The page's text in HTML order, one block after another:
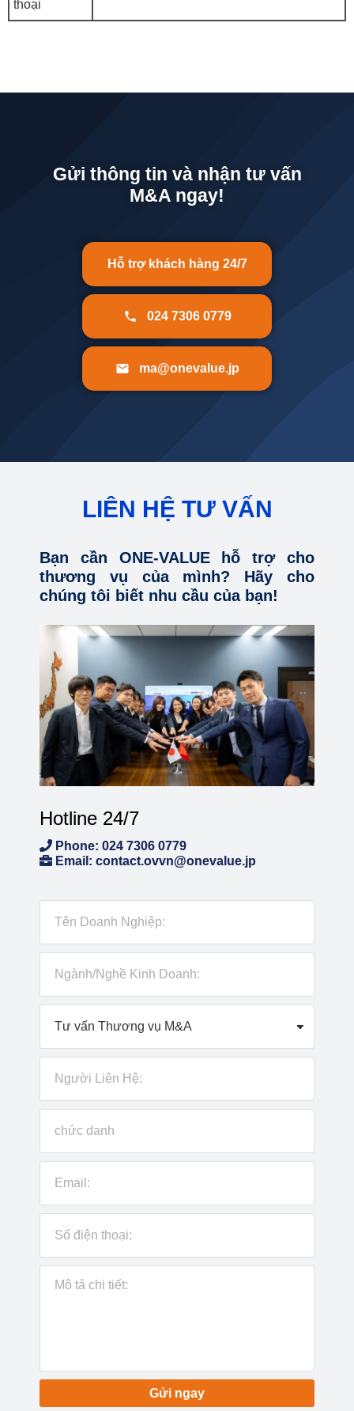
thoại
Gửi thông tin và nhận tư vấn
M&A ngay!
Hỗ trợ khách hàng 24/7
024 7306 0779
ma@onevalue.jp
LIÊN HỆ TƯ VẤN
Bạn cần ONE-VALUE hỗ trợ cho
thương vụ của mình? Hãy cho
chúng tôi biết nhu cầu của bạn!
Hotline 24/7
Phone: 024 7306 0779
Email: contact.ovvn@onevalue.jp
Gửi ngay